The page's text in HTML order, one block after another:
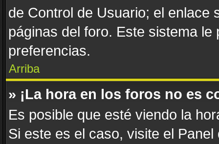
de Control de Usuario; el enlace
páginas del foro. Este sistema
preferencias.
Arriba
» ¡La hora en los foros no es
Es posible que esté viendo la
Si este es el caso, visite el